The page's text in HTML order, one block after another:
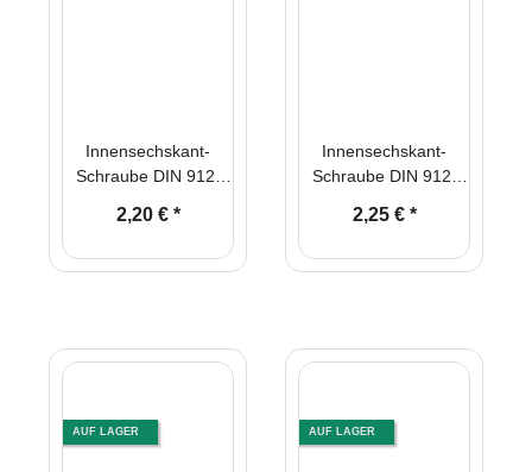
Innensechskant-
Schraube DIN 912/
220 mm
2,20 € *
Innensechskant-
Schraube DIN 912/
240 mm
2,25 € *
AUF LAGER AUF LAGER